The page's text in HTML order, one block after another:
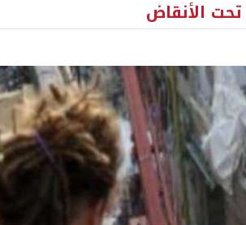
الأنقاض